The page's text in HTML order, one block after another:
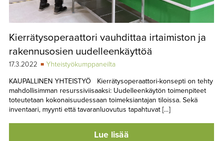
Kierrätysoperaattori vauhdittaa irtaimiston ja
rakennusosien uudelleenkäyttöä
17.3.2022
Yhteistyökumppaneilta
KAUPALLINEN YHTEISTYÖ Kierrätysoperaattori-konsepti on tehty
mahdollisimman resurssiviisaaksi: Uudelleenkäytön toimenpiteet
toteutetaan kokonaisuudessaan toimeksiantajan tiloissa. Sekä
inventaari, myynti että tavaranluovutus tapahtuvat […]
Lue lisää